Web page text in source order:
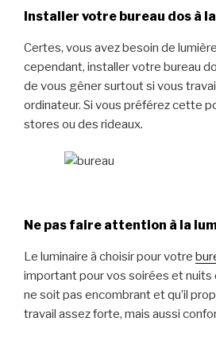
Installer votre bureau dos à
Certes, vous avez besoin de
cependant, installer votre bureau
de vous gêner surtout si vous
ordinateur. Si vous préférez cette
stores ou des rideaux.
Ne pas faire attention à la
Le luminaire à choisir pour votre
important pour vos soirées et nuits
ne soit pas encombrant et qu’il
travail assez forte, mais aussi